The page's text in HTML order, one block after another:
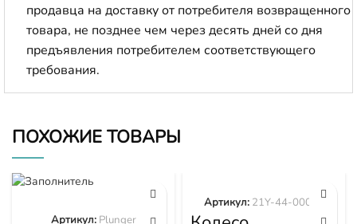
продавца на доставку от потребителя возвращенного
товара, не позднее чем через десять дней со дня
предъявления потребителем соответствующего
требования.
ПОХОЖИЕ ТОВАРЫ
Артикул: Plunger
Артикул: 21Y-44-00000